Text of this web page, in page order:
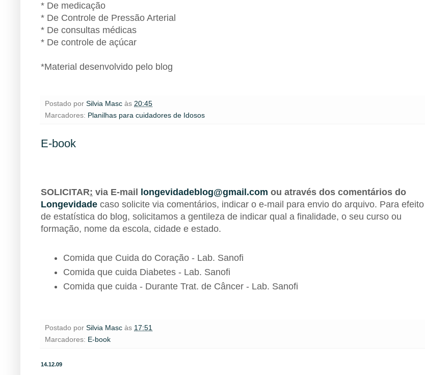
* De medicação
* De Controle de Pressão Arterial
* De consultas médicas
* De controle de açúcar
*Material desenvolvido pelo blog
Postado por Silvia Masc às 20:45
Marcadores: Planilhas para cuidadores de Idosos
E-book
SOLICITAR: via E-mail longevidadeblog@gmail.com ou através dos comentários do
Longevidade caso solicite via comentários, indicar o e-mail para envio do arquivo. Para efeito
de estatística do blog, solicitamos a gentileza de indicar qual a finalidade, o seu curso ou
formação, nome da escola, cidade e estado.
Comida que Cuida do Coração - Lab. Sanofi
Comida que cuida Diabetes - Lab. Sanofi
Comida que cuida - Durante Trat. de Câncer - Lab. Sanofi
Postado por Silvia Masc às 17:51
Marcadores: E-book
14.12.09